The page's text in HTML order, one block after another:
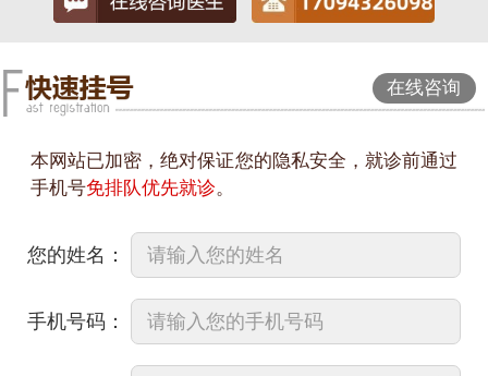
在线咨询
本网站已加密，绝对保证您的隐私安全，就诊前通过
手机号免排队优先就诊。
您的姓名：
手机号码：